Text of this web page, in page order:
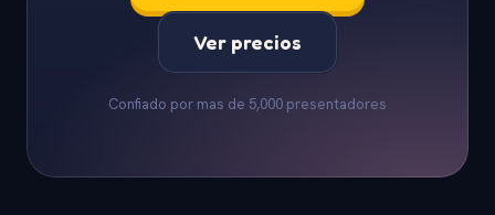
Ver precios
Confiado por mas de 5,000 presentadores